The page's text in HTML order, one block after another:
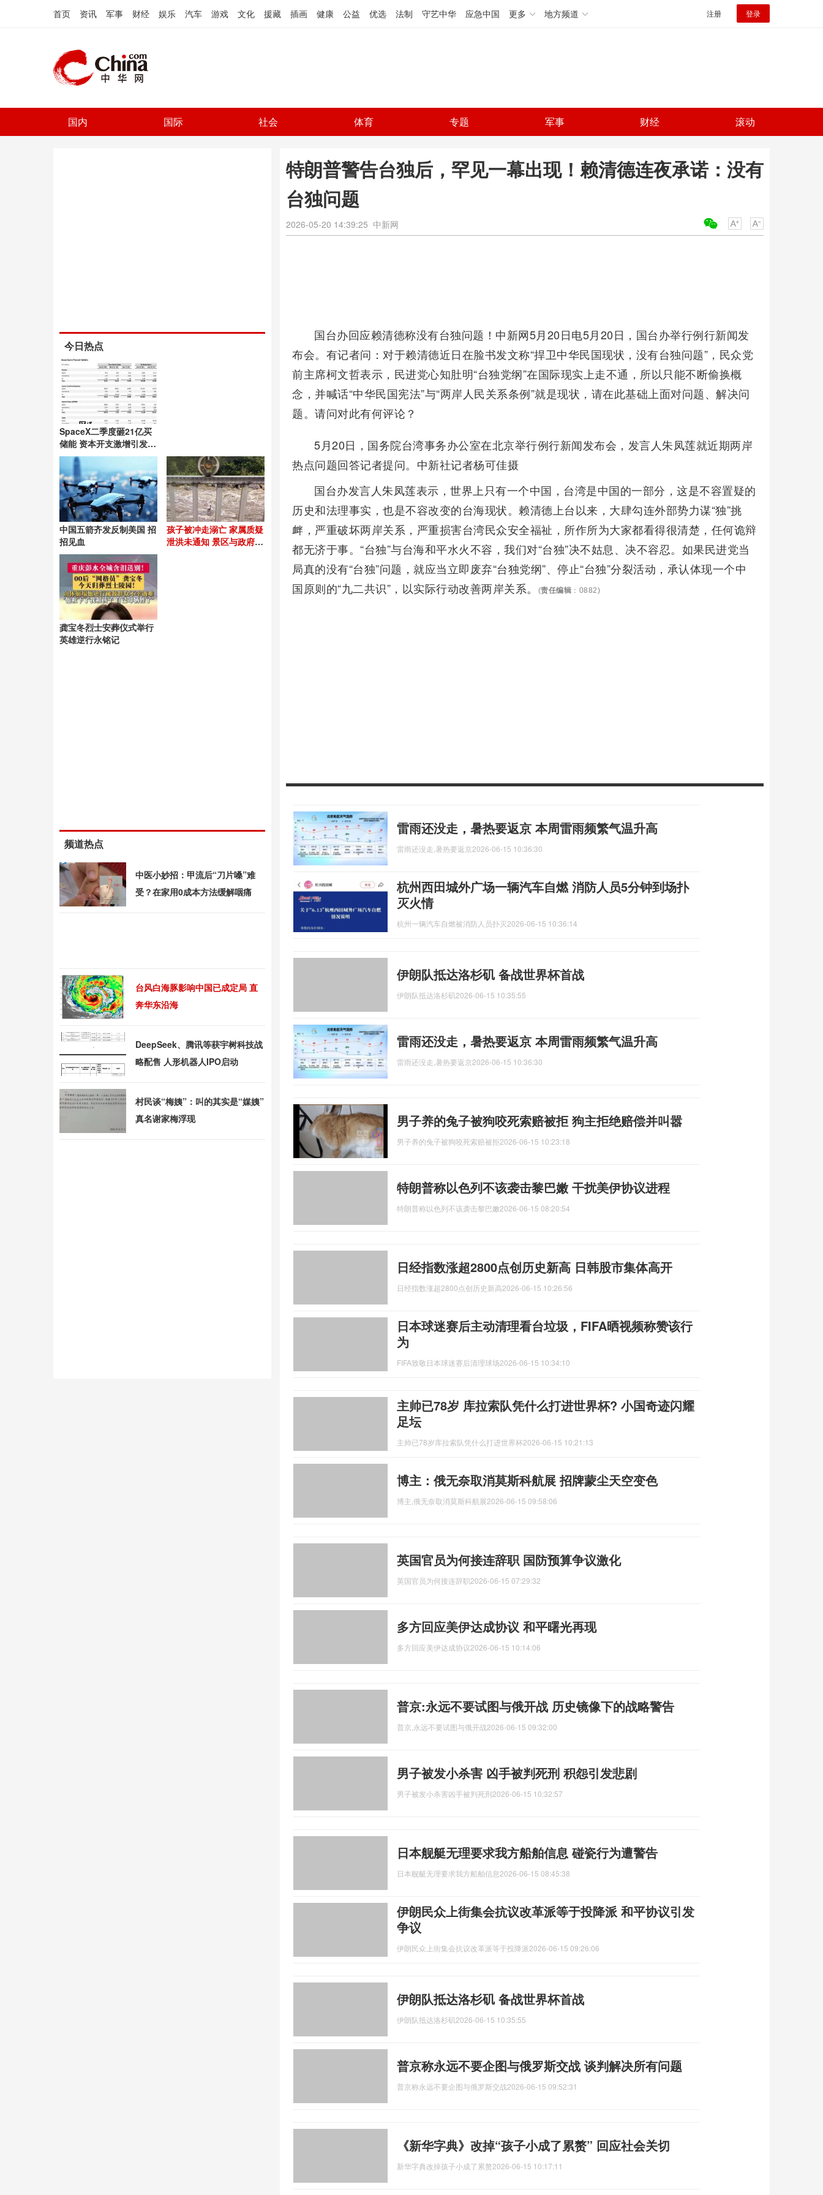
首页 资讯 军事 财经 娱乐 汽车 游戏 文化 援藏 插画 健康 公益 优选 法制 守艺中华 应急中国 更多 地方频道 注册 登录
国内 国际 社会 体育 专题 军事 财经 滚动
特朗普警告台独后，罕见一幕出现！赖清德连夜承诺：没有
台独问题
2026-05-20 14:39:25 中新网
国台办回应赖清德称没有台独问题！中新网5月20日电5月20日，国台办举行例行新闻发
布会。有记者问：对于赖清德近日在脸书发文称“捍卫中华民国现状，没有台独问题”，民众党
前主席柯文哲表示，民进党心知肚明“台独党纲”在国际现实上走不通，所以只能不断偷换概
念，并喊话“中华民国宪法”与“两岸人民关系条例”就是现状，请在此基础上面对问题、解决问
题。请问对此有何评论？
5月20日，国务院台湾事务办公室在北京举行例行新闻发布会，发言人朱凤莲就近期两岸
热点问题回答记者提问。中新社记者杨可佳摄
国台办发言人朱凤莲表示，世界上只有一个中国，台湾是中国的一部分，这是不容置疑的
历史和法理事实，也是不容改变的台海现状。赖清德上台以来，大肆勾连外部势力谋“独”挑
衅，严重破坏两岸关系，严重损害台湾民众安全福祉，所作所为大家都看得很清楚，任何诡辩
都无济于事。“台独”与台海和平水火不容，我们对“台独”决不姑息、决不容忍。如果民进党当
局真的没有“台独”问题，就应当立即废弃“台独党纲”、停止“台独”分裂活动，承认体现一个中
国原则的“九二共识”，以实际行动改善两岸关系。
(责任编辑 ：0882)
雷雨还没走，暑热要返京 本周雷雨频繁气温升高
雷雨还没走,暑热要返京2026-06-15 10:36:30
杭州西田城外广场一辆汽车自燃 消防人员5分钟到场扑
灭火情
杭州一辆汽车自燃被消防人员扑灭2026-06-15 10:36:14
伊朗队抵达洛杉矶 备战世界杯首战
伊朗队抵达洛杉矶2026-06-15 10:35:55
雷雨还没走，暑热要返京 本周雷雨频繁气温升高
雷雨还没走,暑热要返京2026-06-15 10:36:30
男子养的兔子被狗咬死索赔被拒 狗主拒绝赔偿并叫嚣
男子养的兔子被狗咬死索赔被拒2026-06-15 10:23:18
特朗普称以色列不该袭击黎巴嫩 干扰美伊协议进程
特朗普称以色列不该袭击黎巴嫩2026-06-15 08:20:54
日经指数涨超2800点创历史新高 日韩股市集体高开
日经指数涨超2800点创历史新高2026-06-15 10:26:56
日本球迷赛后主动清理看台垃圾，FIFA晒视频称赞该行
为
FIFA致敬日本球迷赛后清理球场2026-06-15 10:34:10
主帅已78岁 库拉索队凭什么打进世界杯? 小国奇迹闪耀
足坛
主帅已78岁库拉索队凭什么打进世界杯2026-06-15 10:21:13
博主：俄无奈取消莫斯科航展 招牌蒙尘天空变色
博主,俄无奈取消莫斯科航展2026-06-15 09:58:06
英国官员为何接连辞职 国防预算争议激化
英国官员为何接连辞职2026-06-15 07:29:32
多方回应美伊达成协议 和平曙光再现
多方回应美伊达成协议2026-06-15 10:14:06
普京:永远不要试图与俄开战 历史镜像下的战略警告
普京,永远不要试图与俄开战2026-06-15 09:32:00
男子被发小杀害 凶手被判死刑 积怨引发悲剧
男子被发小杀害凶手被判死刑2026-06-15 10:32:57
日本舰艇无理要求我方船舶信息 碰瓷行为遭警告
日本舰艇无理要求我方船舶信息2026-06-15 08:45:38
伊朗民众上街集会抗议改革派等于投降派 和平协议引发
争议
伊朗民众上街集会抗议改革派等于投降派2026-06-15 09:26:06
伊朗队抵达洛杉矶 备战世界杯首战
伊朗队抵达洛杉矶2026-06-15 10:35:55
普京称永远不要企图与俄罗斯交战 谈判解决所有问题
普京称永远不要企图与俄罗斯交战2026-06-15 09:52:31
《新华字典》改掉“孩子小成了累赘” 回应社会关切
新华字典改掉孩子小成了累赘2026-06-15 10:17:11
今日热点
SpaceX二季度砸21亿买
储能 资本开支激增引发市
场担忧
中国五箭齐发反制美国 招
招见血
孩子被冲走溺亡 家属质疑
泄洪未通知 景区与政府说
龚宝冬烈士安葬仪式举行
英雄逆行永铭记
频道热点
中医小妙招：甲流后“刀片嗓”难
受？在家用0成本方法缓解咽痛
台风白海豚影响中国已成定局 直
奔华东沿海
DeepSeek、腾讯等获宇树科技战
略配售 人形机器人IPO启动
村民谈“梅姨”：叫的其实是“媒姨”
真名谢家梅浮现